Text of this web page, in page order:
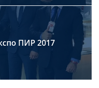
ПИР 2017